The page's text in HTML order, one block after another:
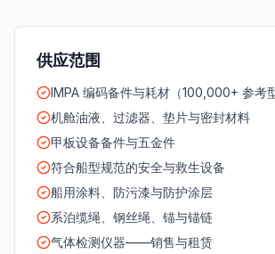
供应范围
IMPA 编码备件与耗材（100,000+ 参考
机舱油液、过滤器、垫片与密封材料
甲板设备备件与五金件
符合船型规范的安全与救生设备
船用涂料、防污漆与防护涂层
系泊缆绳、钢丝绳、锚与锚链
气体检测仪器——销售与租赁